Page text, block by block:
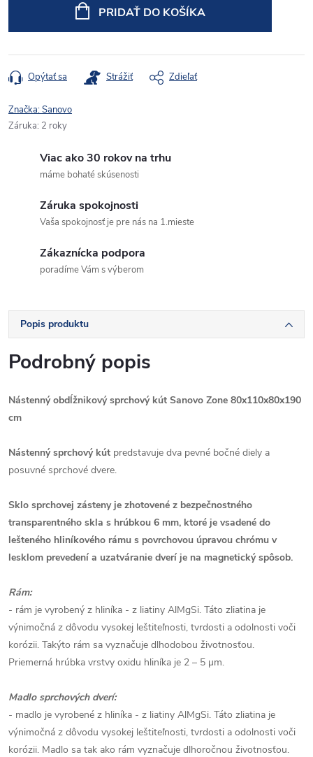
PRIDAŤ DO KOŠÍKA
Opýtať sa Strážiť Zdieľať
Značka:Sanovo
Záruka: 2 roky
Viac ako 30 rokov na trhu
máme bohaté skúsenosti
Záruka spokojnosti
Vaša spokojnosť je pre nás na 1.mieste
Zákaznícka podpora
poradíme Vám s výberom
Popis produktu
Podrobný popis
Nástenný obdĺžnikový sprchový kút Sanovo Zone 80x110x80x190
cm
Nástenný sprchový kút predstavuje dva pevné bočné diely a
posuvné sprchové dvere.
Sklo sprchovej zásteny je zhotovené z bezpečnostného
transparentného skla s hrúbkou 6 mm, ktoré je vsadené do
lešteného hliníkového rámu s povrchovou úpravou chrómu v
lesklom prevedení a uzatváranie dverí je na magnetický spôsob.
Rám:
- rám je vyrobený z hliníka - z liatiny AlMgSi. Táto zliatina je
výnimočná z dôvodu vysokej leštiteľnosti, tvrdosti a odolnosti voči
korózii. Takýto rám sa vyznačuje dlhodobou životnosťou.
Priemerná hrúbka vrstvy oxidu hliníka je 2 – 5 µm.
Madlo sprchových dverí:
- madlo je vyrobené z hliníka - z liatiny AlMgSi. Táto zliatina je
výnimočná z dôvodu vysokej leštiteľnosti, tvrdosti a odolnosti voči
korózii. Madlo sa tak ako rám vyznačuje dlhoročnou životnosťou.